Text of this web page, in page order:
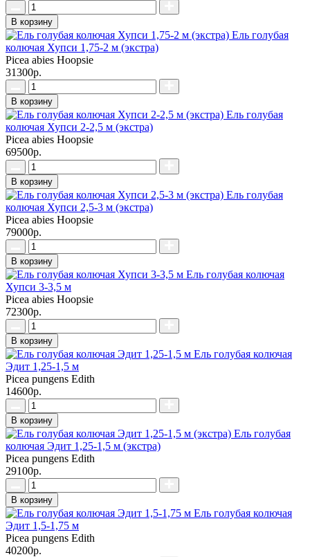
В корзину
Ель голубая
колючая Хупси 1,75-2 м (экстра)
Picea abies Hoopsie
31300р.
В корзину
Ель голубая
колючая Хупси 2-2,5 м (экстра)
Picea abies Hoopsie
69500р.
В корзину
Ель голубая
колючая Хупси 2,5-3 м (экстра)
Picea abies Hoopsie
79000р.
В корзину
Ель голубая колючая
Хупси 3-3,5 м
Picea abies Hoopsie
72300р.
В корзину
Ель голубая колючая
Эдит 1,25-1,5 м
Picea pungens Edith
14600р.
В корзину
Ель голубая
колючая Эдит 1,25-1,5 м (экстра)
Picea pungens Edith
29100р.
В корзину
Ель голубая колючая
Эдит 1,5-1,75 м
Picea pungens Edith
40200р.